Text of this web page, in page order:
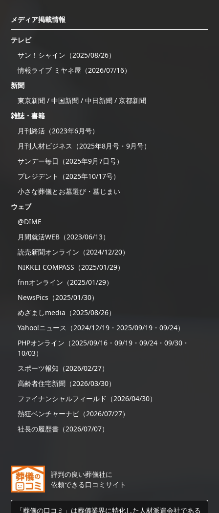
メディア掲載情報
テレビ
サン！シャイン（2025/08/26）
情報ライブ ミヤネ屋（2026/07/16）
新聞
東京新聞 / 中国新聞 / 中日新聞 / 京都新聞
雑誌・書籍
月刊終活（2023年6月号）
月刊人材ビジネス（2025年8月号・9月号）
サンデー毎日（2025年9月7日号）
プレジデント（2025年10/17号）
小さな葬儀とお墓選び・墓じまい
ウェブ
@DIME
月間就活WEB（2023/06/13）
読売新聞オンライン（2024/12/20）
NIKKEI COMPASS（2025/01/29）
fnnオンライン（2025/01/29）
NewsPics（2025/01/30）
めざましmedia（2025/08/26）
Yahoo!ニュース（2024/12/19・2025/09/19・09/24）
PHPオンライン（2025/09/16・09/19・09/24・09/30・
10/03）
スポーツ報知（2026/02/27）
高齢者住宅新聞（2026/03/30）
ファイナンシャルフィールド（2026/04/30）
熱狂ベンチャーナビ（2026/07/27）
社長の履歴書（2026/07/07）
評判の良い葬儀社に
依頼できる口コミサイト
「葬儀の口コミ」は葬儀業界に特化した人材派遣会社である